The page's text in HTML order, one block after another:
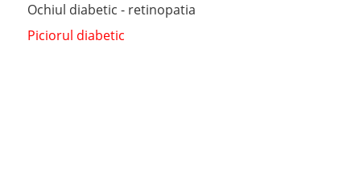
Ochiul diabetic - retinopatia
Piciorul diabetic